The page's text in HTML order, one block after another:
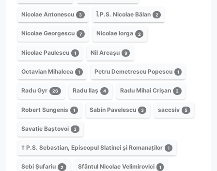
Nicolae Antonescu 3 Î.P.S. Nicolae Bălan 2
Nicolae Georgescu 7 Nicolae Iorga 2
Nicolae Paulescu 1 Nil Arcașu 9
Octavian Mihalcea 1 Petru Demetrescu Popescu 1
Radu Gyr 26 Radu Ilaș 4 Radu Mihai Crișan 2
Robert Sungenis 1 Sabin Pavelescu 3 saccsiv 5
Savatie Baștovoi 3
† P.S. Sebastian, Episcopul Slatinei și Romanaților 1
Sebi Șufariu 2 Sfântul Nicolae Velimirovici 1